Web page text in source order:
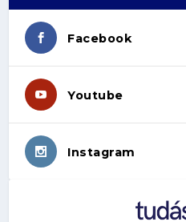
Facebook
Youtube
Instagram